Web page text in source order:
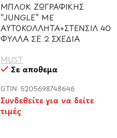
ΜΠΛΟΚ ΖΩΓΡΑΦΙΚΗΣ
“JUNGLE” ΜΕ
ΑΥΤΟΚΟΛΛΗΤΑ+ΣΤΕΝΣΙΛ 40
ΦΥΛΛΑ ΣΕ 2 ΣΧΕΔΙΑ
MUST
Σε απόθεμα
GTIN: 5205698748646
Συνδεθείτε για να δείτε
τιμές